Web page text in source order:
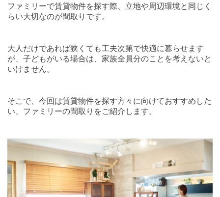
ファミリーで賃貸物件を探す際、立地や周辺環境と同じく
らい大切なのが間取りです。
大人だけであれば狭くても工夫次第で快適に暮らせます
が、子どもがいる場合は、家族全員分のことを考えないと
いけません。
そこで、今回は賃貸物件を探す方々に向けておすすめした
い、ファミリーの間取りをご紹介します。